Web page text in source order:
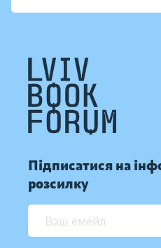
Підписатися на
розсилку